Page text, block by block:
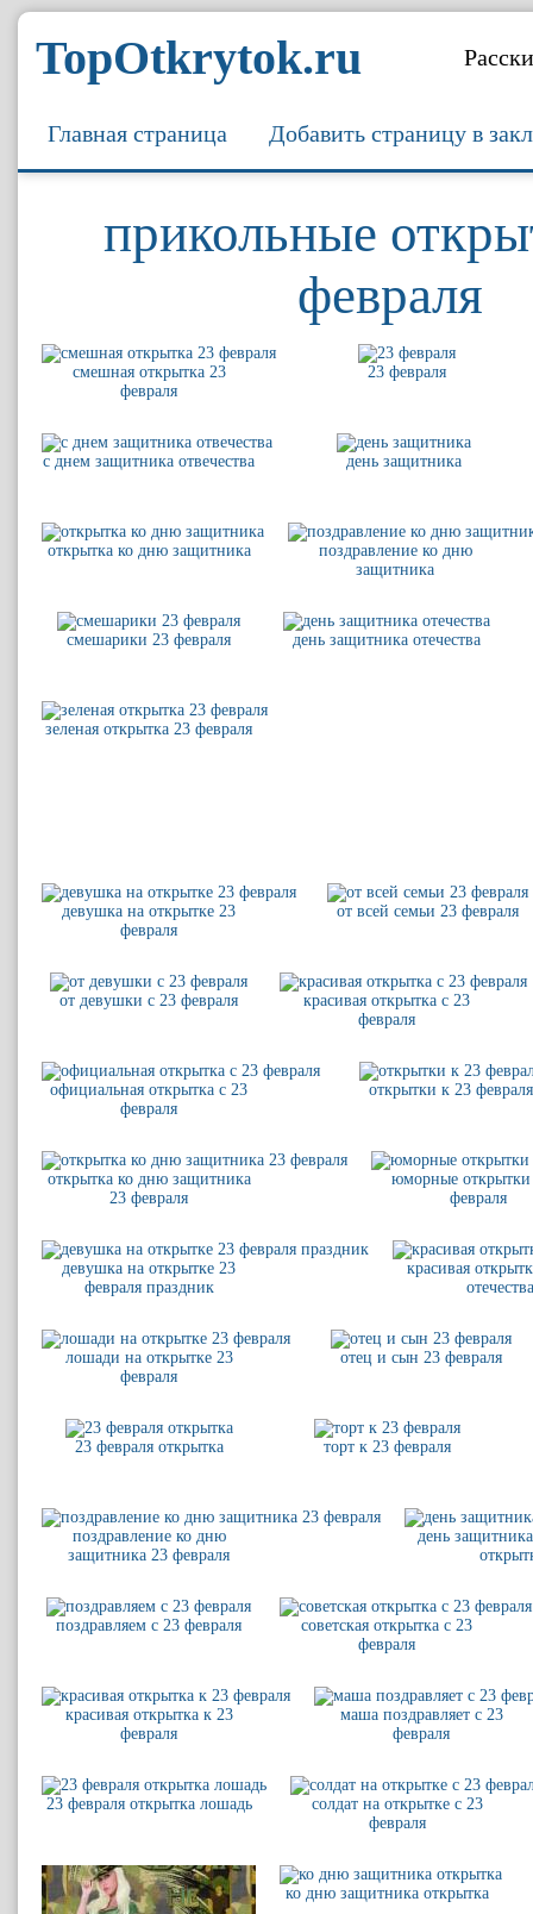
TopOtkrytok.ru
Главная страница Добавить страницу в
прикольные
февраля
смешная открытка 23
февраля
23 февраля
с днем защитника отвечества день защитника
открытка ко дню защитника
поздравление ко дню
защитника
смешарики 23 февраля день защитника отечества
зеленая открытка 23 февраля
девушка на открытке 23
февраля
от всей семьи 23 февраля
от девушки с 23 февраля
красивая открытка с 23
февраля
официальная открытка с 23
февраля
открытки к 23 февраля
открытка ко дню защитника
23 февраля
юморные открытки
февраля
девушка на открытке 23
февраля праздник
красивая
отечества
лошади на открытке 23
февраля
отец и сын 23 февраля
23 февраля открытка торт к 23 февраля
поздравление ко дню
защитника 23 февраля
день защитника
поздравляем с 23 февраля
советская открытка с 23
февраля
красивая открытка к 23
февраля
маша поздравляет с 23
февраля
23 февраля открытка лошадь
солдат на открытке с 23
февраля
ко дню защитника открытка